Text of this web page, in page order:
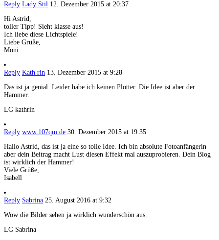
Reply Lady Stil 12. Dezember 2015 at 20:37
Hi Astrid,
toller Tipp! Sieht klasse aus!
Ich liebe diese Lichtspiele!
Liebe Grüße,
Moni
Reply Kath rin 13. Dezember 2015 at 9:28
Das ist ja genial. Leider habe ich keinen Plotter. Die Idee ist aber der
Hammer.
LG kathrin
Reply www.107qm.de 30. Dezember 2015 at 19:35
Hallo Astrid, das ist ja eine so tolle Idee. Ich bin absolute Fotoanfängerin
aber dein Beitrag macht Lust diesen Effekt mal auszuprobieren. Dein Blog
ist wirklich der Hammer!
Viele Grüße,
Isabell
Reply Sabrina 25. August 2016 at 9:32
Wow die Bilder sehen ja wirklich wunderschön aus.
LG Sabrina